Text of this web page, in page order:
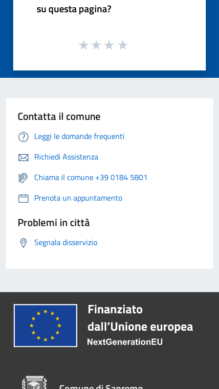
su questa pagina?
Contatta il comune
Leggi le domande frequenti
Richiedi Assistenza
Chiama il comune +39 0184 5801
Prenota un appuntamento
Problemi in città
Segnala disservizio